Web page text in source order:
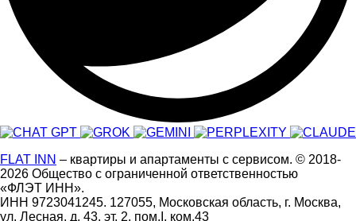
FLAT INN – квартиры и апартаменты с сервисом. © 2018-
2026 Общество с ограниченной ответственностью
«ФЛЭТ ИНН».
ИНН 9723041245. 127055, Московская область, г. Москва,
ул. Лесная, д. 43, эт. 2, пом.I, ком.43